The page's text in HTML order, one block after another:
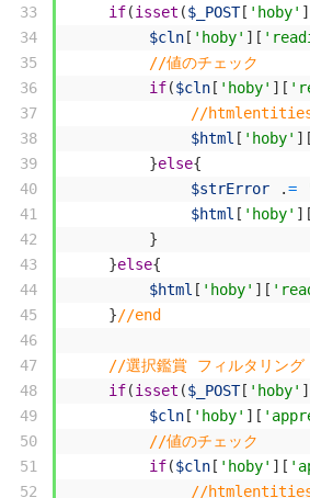
33
34
35
36
37
38
39
40
41
42
43
44
45
46
47
48
49
50
51
52
if(isset ($_POST[ 'hoby' ]
$cln [ 'hoby' ] [
//値のチェック
if($cln [ 'hoby' ] [
//htmlentities()
$html [ 'hoby' ] [
}else{
$strError
.=
$html [ 'hoby' ] [
}
}else{
$html [ 'hoby' ] [
}//end
//選択鑑賞 フィルタリング
if(isset ($_POST[ 'hoby' ]
$cln [ 'hoby' ] [
//値のチェック
if($cln [ 'hoby' ] [
//htmlentities()